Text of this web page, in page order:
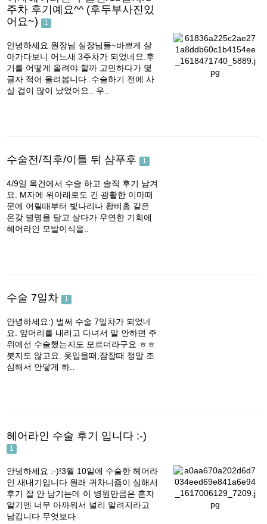
주차 후기예요^^ (후두부사진있
어요~) 1
안녕하세요 원장님 실장님들~바쁘게 살
아가다보니 어느새 3주차가 되었네요.후
기를 어떻게 올려야 할까 고민하다가 몇
글자 적어 올려봅니다..수술하기 전에 사
실 겁이 많이 났었어요.. 우..
수술전/직후/이틀 뒤 샴푸후 1
4/9일 옥건에서 수술 하고 솔직 후기 남겨
요. M자에 위아래로도 긴 광활한 이마때
문에 어릴때부터 빛나리나 황비홍 같은
온갖 별명을 달고 살다가 우연한 기회에
헤어라인 모발이식을..
수술 7일차 1
안녕하세요:) 벌써 수술 7일차가 되었네
요. 앞머리를 내리고 다녀서 말 안하면 주
위에선 수술했는지도 모르더라구요 ㅎㅎ
붓지도 않고요. 옷입을때,잠잘때 정말 조
심해서 안닿게 하..
헤어라인 수술 후기 입니다 :-)
1
안녕하세요 :-)!3월 10일에 수술한 헤어라
인 새내기입니다.원래 귀차니즘이 심해서
후기 잘 안 남기는데 이 병원만큼은 혼자
알기엔 너무 아까워서 널리 알려지라고
남깁니다.무엇보다..